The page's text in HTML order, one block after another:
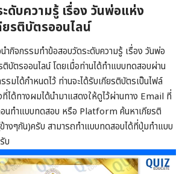
ดับความรู้ เรื่อง วันพ่อแห่ง
ยรติบัตรออนไลน์
กิจกรรมทำข้อสอบวัดระดับความรู้ เรื่อง วันพ่อ
บัตรออนไลน์ โดยเมื่อท่านได้ทำแบบทดสอบผ่าน
มได้กำหนดไว้ ท่านจะได้รับเกียรติบัตรเป็นไฟล์
ได้ทางผมได้นำมาแสดงให้ดูไว้ผ่านทาง Email ที่
อนทำแบบทดสอบ หรือ Platform ค้นหาเกียรติ
างๆกัน)ครับ สามารถทำแบบทดสอบได้ที่ปุ่มทำแบบ
บ